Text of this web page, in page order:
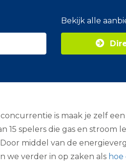
m
Z
j
e
n
e
g
i
Bekijk alle
is maak je zelf
spelers die gas en stroom
middel van de
we verder in op zaken als